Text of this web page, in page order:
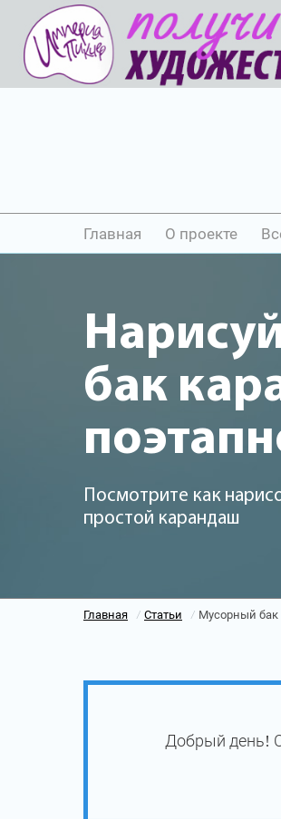
Главная О проекте
бак
Посмотрите как
простой карандаш
Главная / Статьи / Мусорный бак
Добрый день!